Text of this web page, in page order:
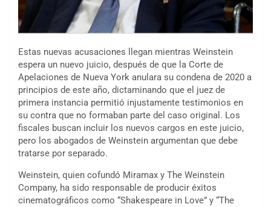
Estas nuevas acusaciones llegan mientras Weinstein
espera un nuevo juicio, después de que la Corte de
Apelaciones de Nueva York anulara su condena de 2020 a
principios de este año, dictaminando que el juez de
primera instancia permitió injustamente testimonios en
su contra que no formaban parte del caso original. Los
fiscales buscan incluir los nuevos cargos en este juicio,
pero los abogados de Weinstein argumentan que debe
tratarse por separado.
Weinstein, quien cofundó Miramax y The Weinstein
Company, ha sido responsable de producir éxitos
cinematográficos como “Shakespeare in Love” y “The